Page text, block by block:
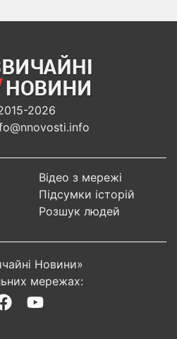
2026
Відео з мережі
Підсумки історій
Розшук людей
Новини»
мережах: